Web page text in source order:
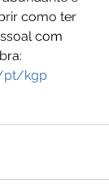
como ter
com
pt/kgp